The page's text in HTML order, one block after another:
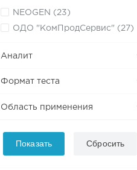
NEOGEN ( 23 )
ОДО "КомПродСервис" (27)
Аналит
Формат теста
Область применения